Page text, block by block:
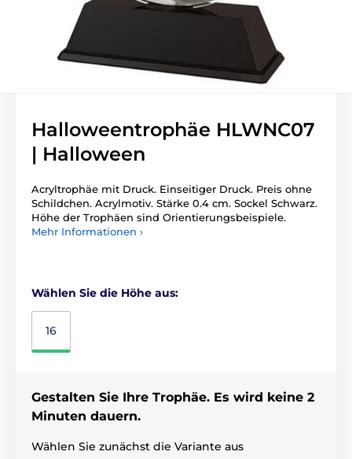
Halloweentrophäe HLWNC07
| Halloween
Acryltrophäe mit Druck. Einseitiger Druck. Preis ohne
Schildchen. Acrylmotiv. Stärke 0.4 cm. Sockel Schwarz.
Höhe der Trophäen sind Orientierungsbeispiele.
Mehr Informationen ›
Wählen Sie die Höhe aus:
16
Gestalten Sie Ihre Trophäe. Es wird keine 2
Minuten dauern.
Wählen Sie zunächst die Variante aus